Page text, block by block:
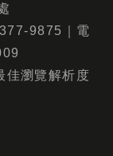
9875｜電
瀏覽解析度